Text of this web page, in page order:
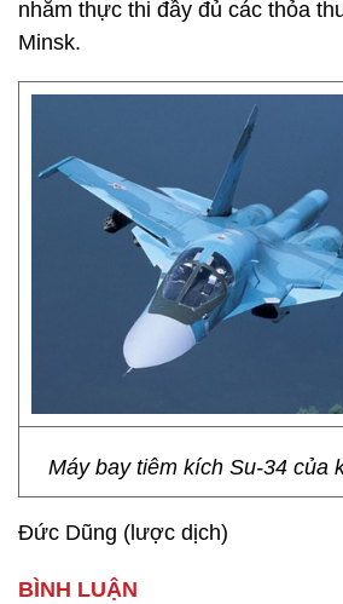
nhằm thực thi đầy đủ các thỏa
Minsk.
Máy bay tiêm kích Su-34 của
Đức Dũng (lược dịch)